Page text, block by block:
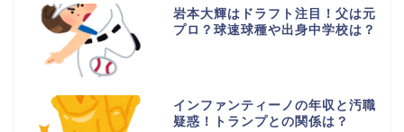
岩本大輝はドラフト注目！父は元
プロ？球速球種や出身中学校は？
インファンティーノの年収と汚職
疑惑！トランプとの関係は？